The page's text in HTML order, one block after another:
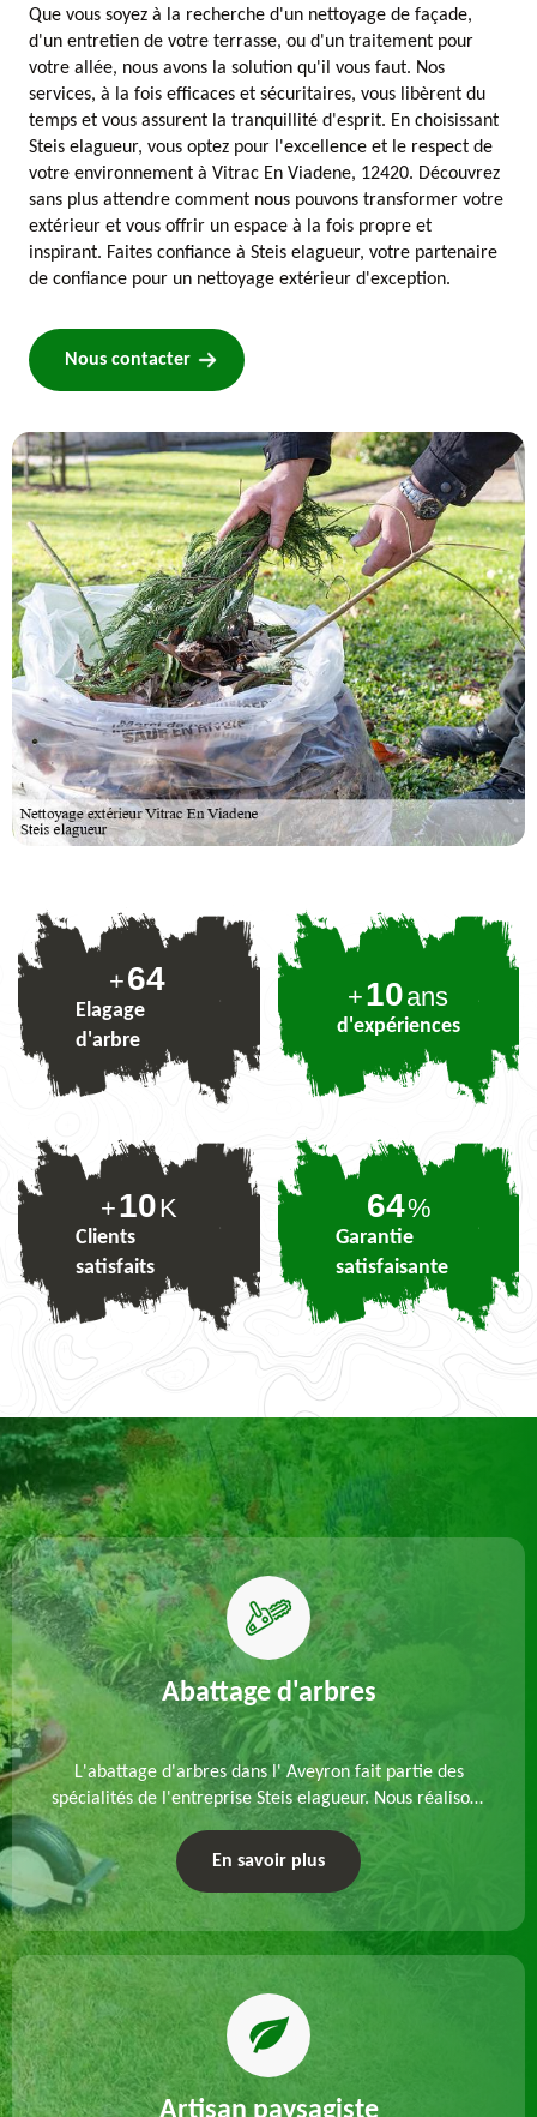
Que vous soyez à la recherche d'un nettoyage de façade,
d'un entretien de votre terrasse, ou d'un traitement pour
votre allée, nous avons la solution qu'il vous faut. Nos
services, à la fois efficaces et sécuritaires, vous libèrent du
temps et vous assurent la tranquillité d'esprit. En choisissant
Steis elagueur, vous optez pour l'excellence et le respect de
votre environnement à Vitrac En Viadene, 12420. Découvrez
sans plus attendre comment nous pouvons transformer votre
extérieur et vous offrir un espace à la fois propre et
inspirant. Faites confiance à Steis elagueur, votre partenaire
de confiance pour un nettoyage extérieur d'exception.
Nous contacter
+78
Elagage
d'arbre
+10ans
d'expériences
+10K
Clients
satisfaits
78%
Garantie
satisfaisante
Abattage d'arbres
L'abattage d'arbres dans l' Aveyron fait partie des
spécialités de l'entreprise Steis elagueur. Nous réalisons
un abattage direct ou par démontage, tenant compte
des particularités du site et des végétaux.
En savoir plus
Artisan paysagiste